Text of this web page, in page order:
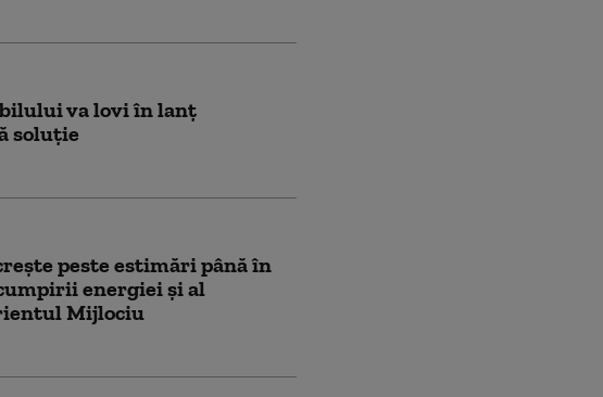
va lovi în lanț
soluție
peste estimări până în
energiei și al
Mijlociu